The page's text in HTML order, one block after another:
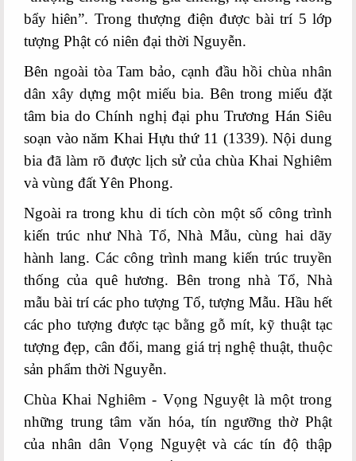
bẩy hiên”. Trong thượng điện được bài trí 5 lớp
tượng Phật có niên đại thời Nguyễn.
Bên ngoài tòa Tam bảo, cạnh đầu hồi chùa nhân
dân xây dựng một miếu bia. Bên trong miếu đặt
tâm bia do Chính nghị đại phu Trương Hán Siêu
soạn vào năm Khai Hựu thứ 11 (1339). Nội dung
bia đã làm rõ được lịch sử của chùa Khai Nghiêm
và vùng đất Yên Phong.
Ngoài ra trong khu di tích còn một số công trình
kiến trúc như Nhà Tổ, Nhà Mẫu, cùng hai dãy
hành lang. Các công trình mang kiến trúc truyền
thống của quê hương. Bên trong nhà Tổ, Nhà
mẫu bài trí các pho tượng Tổ, tượng Mẫu. Hầu hết
các pho tượng được tạc bằng gỗ mít, kỹ thuật tạc
tượng đẹp, cân đối, mang giá trị nghệ thuật, thuộc
sản phẩm thời Nguyễn.
Chùa Khai Nghiêm - Vọng Nguyệt là một trong
những trung tâm văn hóa, tín ngưỡng thờ Phật
của nhân dân Vọng Nguyệt và các tín độ thập